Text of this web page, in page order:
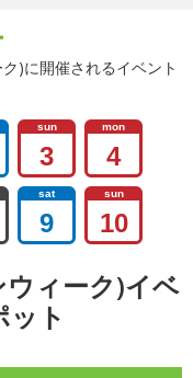
)に開催されるイベント
sun
3
mon
4
sat
9
sun
10
ィーク)イベ
ト